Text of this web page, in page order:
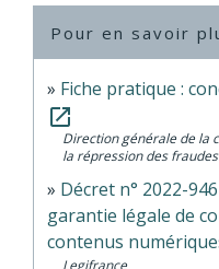
Pour en savoir
Fiche pratique :
open_in_new
Direction générale de la
la répression des fraudes
Décret n° 2022-
garantie légale de
contenus
Legifrance